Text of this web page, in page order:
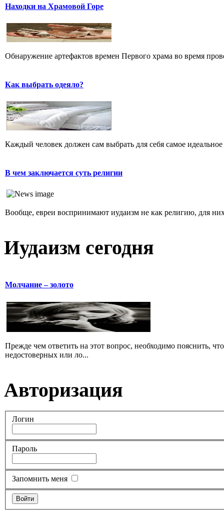
Находки на Храмовой Горе
Обнаружение артефактов времен Первого храма во время
Как выбрать одеяло?
Каждый человек должен сам выбрать для себя самое
В чем заключается суть религии
Вообще, евреи воспринимают иудаизм не как религию, для
Иудаизм сегодня
Молчание – золото
Прежде чем ответить на этот вопрос, необходимо пояснить,
недостоверных или ло...
Авторизация
Логин
Пароль
Запомнить меня